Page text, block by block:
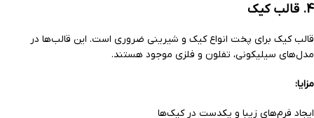
4. قالب کیک
قالب کیک برای پخت انواع کیک و شیرینی ضروری است. این قالب‌ها در
مدل‌های سیلیکونی، تفلون و فلزی موجود هستند.
مزایا:
ایجاد فرم‌های زیبا و یکدست در کیک‌ها